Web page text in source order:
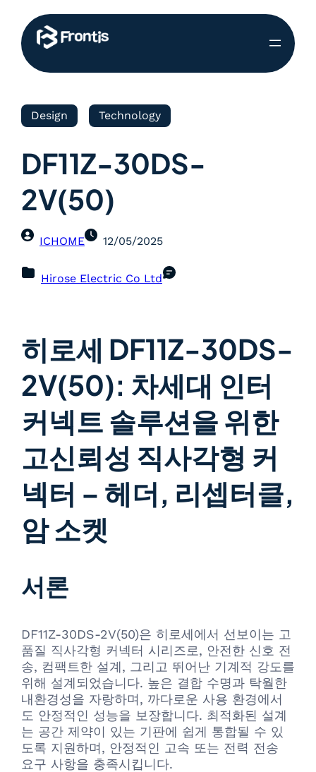
Design Technology
DF11Z-30DS-
2V(50)
ICHOME 12/05/2025
Hirose Electric Co Ltd
히로세 DF11Z-30DS-
2V(50): 차세대 인터
커넥트 솔루션을 위한
고신뢰성 직사각형 커
넥터 – 헤더, 리셉터클,
암 소켓
서론
DF11Z-30DS-2V(50)은 히로세에서 선보이는 고
품질 직사각형 커넥터 시리즈로, 안전한 신호 전
송, 컴팩트한 설계, 그리고 뛰어난 기계적 강도를
위해 설계되었습니다. 높은 결합 수명과 탁월한
내환경성을 자랑하며, 까다로운 사용 환경에서
도 안정적인 성능을 보장합니다. 최적화된 설계
는 공간 제약이 있는 기판에 쉽게 통합될 수 있
도록 지원하며, 안정적인 고속 또는 전력 전송
요구 사항을 충족시킵니다.